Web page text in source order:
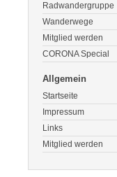
Radwandergruppe
Wanderwege
Mitglied werden
CORONA Special
Allgemein
Startseite
Impressum
Links
Mitglied werden